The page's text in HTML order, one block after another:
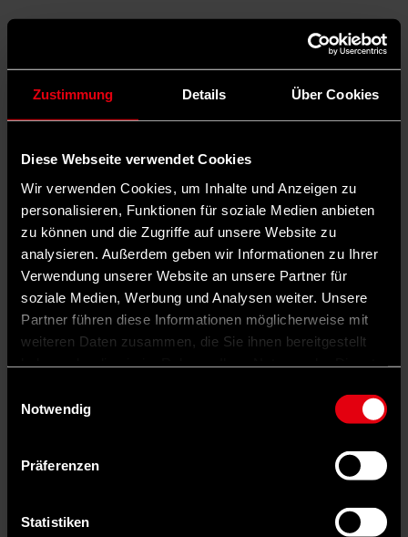
Zustimmung Details Über Cookies
Diese Webseite verwendet Cookies
Wir verwenden Cookies, um Inhalte und Anzeigen zu
personalisieren, Funktionen für soziale Medien anbieten
zu können und die Zugriffe auf unsere Website zu
analysieren. Außerdem geben wir Informationen zu Ihrer
Verwendung unserer Website an unsere Partner für
soziale Medien, Werbung und Analysen weiter. Unsere
Partner führen diese Informationen möglicherweise mit
weiteren Daten zusammen, die Sie ihnen bereitgestellt
Notwendig
Präferenzen
Statistiken
Kann man aus eigenen Erfahrungen
lernen?Helmut Schmidthat diese Frage eindeutig mit Ja
beantwortet. In seinem Buch „Außer Dienst“ zog er 2008 nicht nur
folgenden Zeit auch Lehren für die künftige Politik Deutschlands in
der Welt. Entscheidend ist für ihn dabei ein guter Austausch der
Religionen, der helfe, den Frieden zu sichern. Der Historiker Gregor
Helmut Schmidt“.